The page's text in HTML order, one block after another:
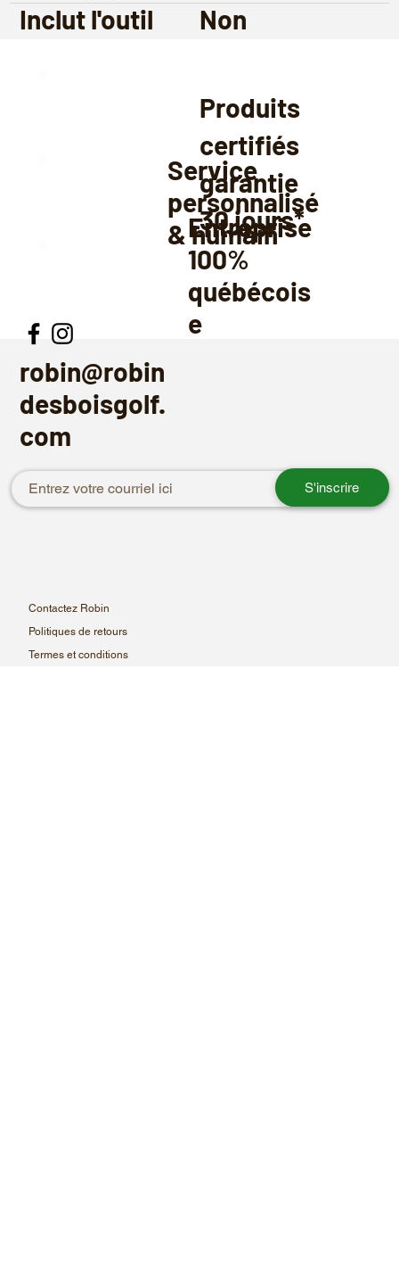
Inclut l'outil Non
Entreprise
100%
québécois
e
Produits
certifiés
garantie
30jours*
Service
personnalisé
& humain
S'inscrire
Contactez Robin
Politiques de retours
Termes et conditions
robin@robin
desboisgolf.
com